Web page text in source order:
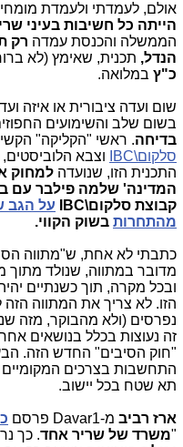
אולם, לעמדתי ולעמדת
הייתה כל חשיבות בעיני
הממשלה והכנסת עמדה רק
הנדל, תכנית, שאימץ (לא
כ"ץ במלואה.
שום ועדה ציבורית או איזה
בשום שלב והשימועים
בדיחה. ראשי "הקליקה"
סלקום\IBC
וצבא
התכנית הזו, שנועדה למחוק
קבוצת סלקום\IBC
על הגב
מהתחרות בשוק הקווי.
כתבתי לא אחת, ש"מתווה
מדובר במתווה, שנולד מתוך
ובכל מקרה, תוך כשנתיים
הזו. לא צריך את המתווה
נפרסים (ולא מהבוקר, מזה
זה נעוצות בכלל בנושאים
"חוק הסיבים" החדש הזה.
התחשבות בצרכים המקומיים
תא שטח בכל יישוב.
ארז רביב מ-Davar1 פרסם
"משרד של שריר אחד. כך